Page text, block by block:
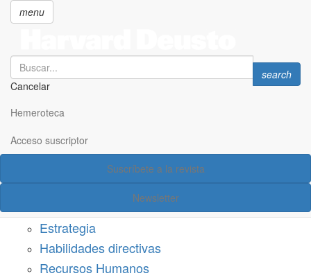
principal
menu
Search
Cancelar
Search
search
Hemeroteca
Acceso suscriptor
Suscríbete a la revista
Newsletter
Acceso suscriptor
Estrategia
Habilidades directivas
Recursos Humanos